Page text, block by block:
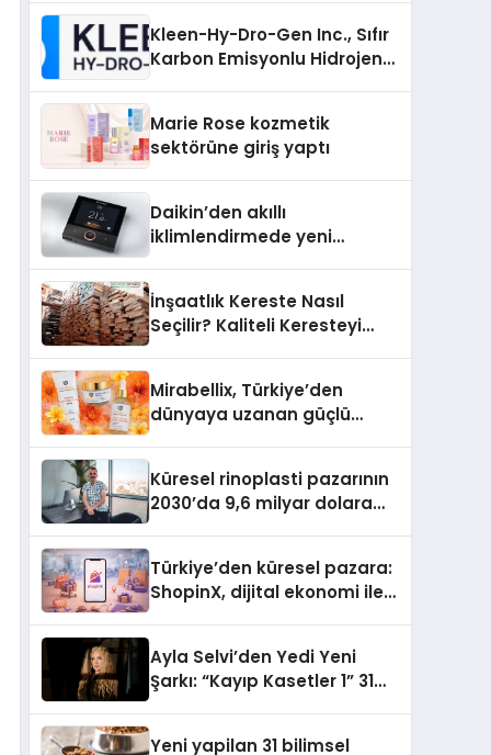
Kleen-Hy-Dro-Gen Inc., Sıfır
Karbon Emisyonlu Hidrojen
Aldı
Marie Rose kozmetik
sektörüne giriş yaptı
Daikin’den akıllı
iklimlendirmede yeni
İnşaatlık Kereste Nasıl
Seçilir? Kaliteli Keresteyi
Mirabellix, Türkiye’den
dünyaya uzanan güçlü
Küresel rinoplasti pazarının
2030’da 9,6 milyar dolara
Türkiye’den küresel pazara:
ShopinX, dijital ekonomi ile
Ayla Selvi’den Yedi Yeni
Şarkı: “Kayıp Kasetler 1” 31
Yeni yapilan 31 bilimsel